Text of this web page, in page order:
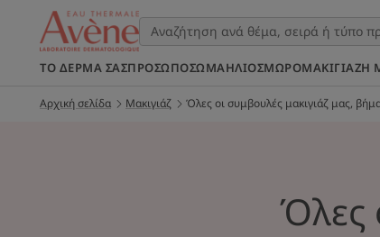
ΤΟ ΔΈΡΜΑ ΣΑΣΠΡΌΣΩΠΟΣΩΜΑΉΛΙΟΣΜΩΡΌΜΑΚΙΓΙΆΖΗ
Αρχική σελίδα Μακιγιάζ Όλες οι συμβουλές μακιγιάζ μας,
Όλες